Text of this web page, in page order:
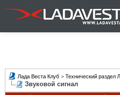
Лада Веста Клуб > Технический раздел
Звуковой сигнал